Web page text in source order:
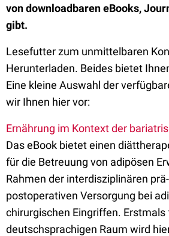
von downloadbaren eBooks,
gibt.
Lesefutter zum unmittelbaren
Herunterladen. Beides bietet
Eine kleine Auswahl der
wir Ihnen hier vor:
Ernährung im Kontext der
Das eBook bietet einen
für die Betreuung von adipösen
Rahmen der interdisziplinären
postoperativen Versorgung bei
chirurgischen Eingriffen. Erstmals
deutschsprachigen Raum wird